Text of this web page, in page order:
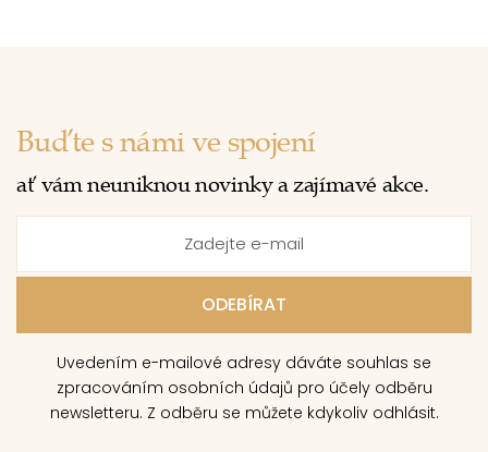
Buďte s námi ve spojení
ať vám neuniknou novinky a zajímavé akce.
Uvedením e-mailové adresy dáváte souhlas se
zpracováním osobních údajů pro účely odběru
newsletteru. Z odběru se můžete kdykoliv odhlásit.